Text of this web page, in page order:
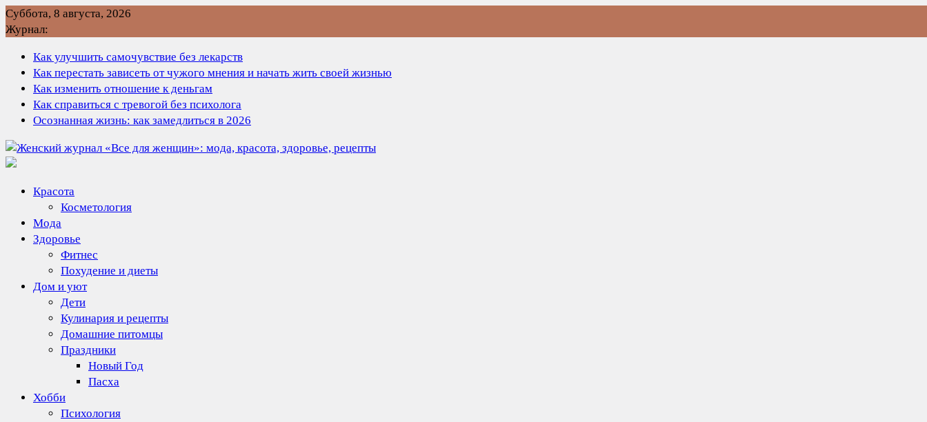
Перейти
к
Суббота, 8 августа, 2026
Журнал:
Как улучшить самочувствие без лекарств
Как перестать зависеть от чужого мнения и начать жить своей жизнью
Как изменить отношение к деньгам
Как справиться с тревогой без психолога
Осознанная жизнь: как замедлиться в 2026
Красота
Косметология
Мода
Здоровье
Фитнес
Похудение и диеты
Дом и уют
Дети
Кулинария и рецепты
Домашние питомцы
Праздники
Новый Год
Пасха
Хобби
Психология